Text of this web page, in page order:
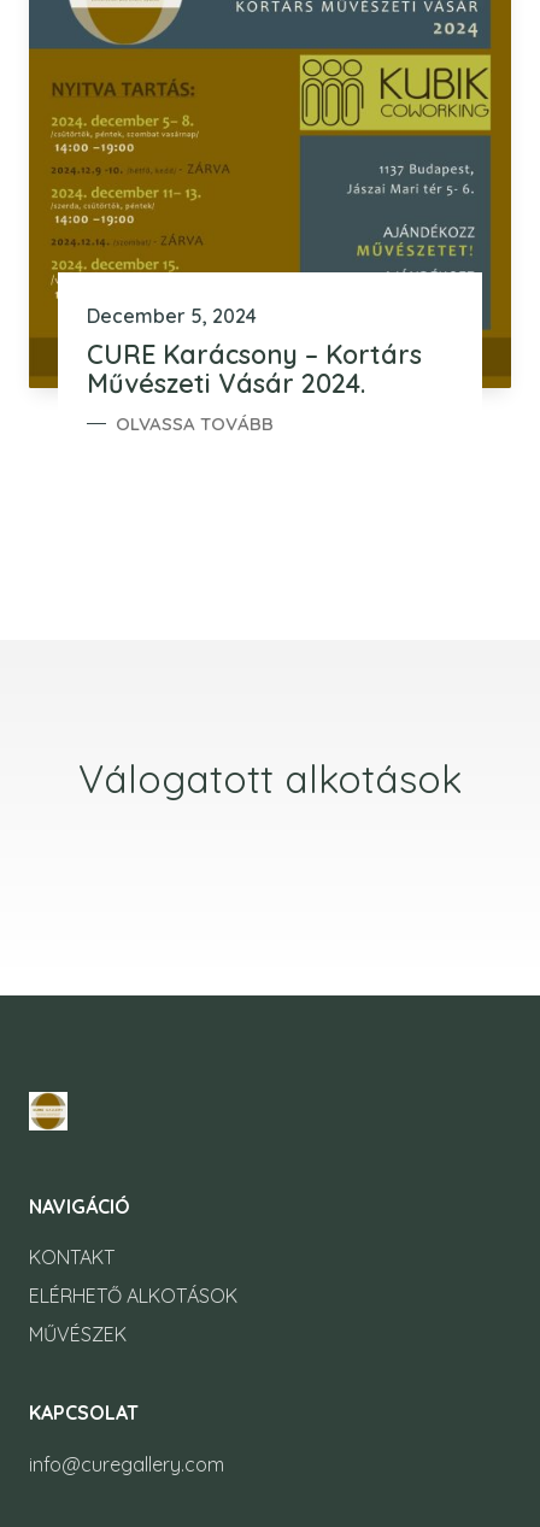
December 5, 2024
CURE Karácsony – Kortárs
Művészeti Vásár 2024.
OLVASSA TOVÁBB
CURE KARÁCSONY – KORTÁRS MŰVÉSZETI VÁSÁR
Válogatott alkotások
NAVIGÁCIÓ
KONTAKT
ELÉRHETŐ ALKOTÁSOK
MŰVÉSZEK
KAPCSOLAT
info@curegallery.com